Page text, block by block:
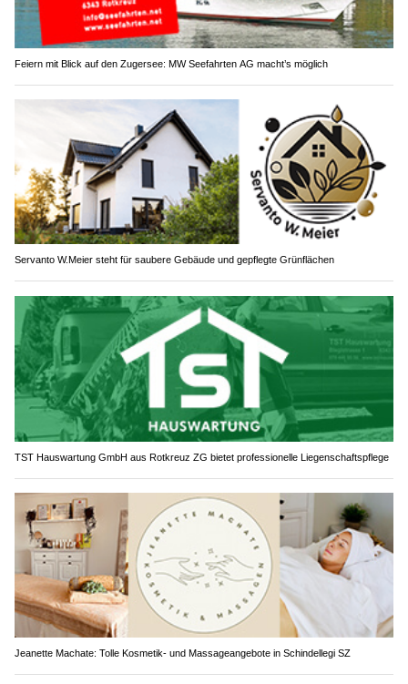
Feiern mit Blick auf den Zugersee: MW Seefahrten AG macht’s möglich
Servanto W.Meier steht für saubere Gebäude und gepflegte Grünflächen
TST Hauswartung GmbH aus Rotkreuz ZG bietet professionelle Liegenschaftspflege
Jeanette Machate: Tolle Kosmetik- und Massageangebote in Schindellegi SZ